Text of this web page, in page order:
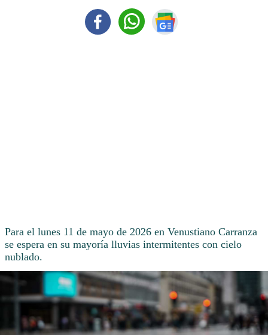
Para el lunes 11 de mayo de 2026 en Venustiano Carranza
se espera en su mayoría lluvias intermitentes con cielo
nublado.